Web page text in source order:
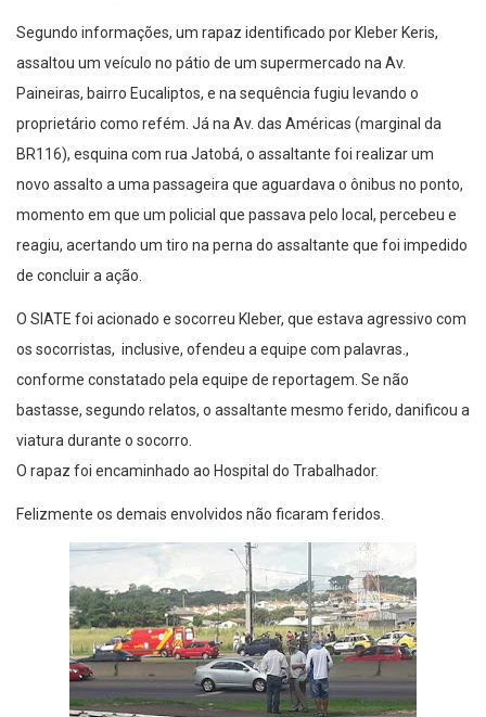
Segundo informações, um rapaz identificado por Kleber Keris,
assaltou um veículo no pátio de um supermercado na Av.
Paineiras, bairro Eucaliptos, e na sequência fugiu levando o
proprietário como refém. Já na Av. das Américas (marginal da
BR116), esquina com rua Jatobá, o assaltante foi realizar um
novo assalto a uma passageira que aguardava o ônibus no ponto,
momento em que um policial que passava pelo local, percebeu e
reagiu, acertando um tiro na perna do assaltante que foi impedido
de concluir a ação.
O SIATE foi acionado e socorreu Kleber, que estava agressivo com
os socorristas, inclusive, ofendeu a equipe com palavras.,
conforme constatado pela equipe de reportagem. Se não
bastasse, segundo relatos, o assaltante mesmo ferido, danificou a
viatura durante o socorro.
O rapaz foi encaminhado ao Hospital do Trabalhador.
Felizmente os demais envolvidos não ficaram feridos.